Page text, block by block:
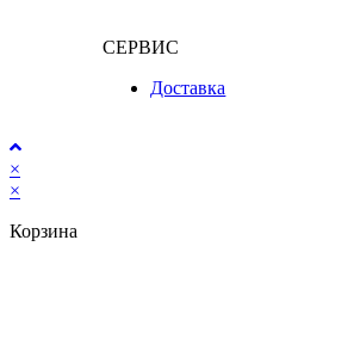
СЕРВИС
Доставка
×
×
Корзина